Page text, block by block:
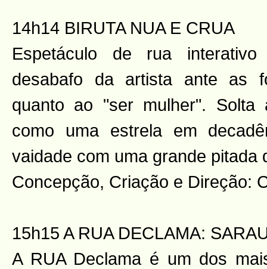
14h14 BIRUTA NUA E CRUA
Espetáculo de rua
desabafo da artista ante as
quanto ao "ser mulher".
como uma estrela em
vaidade com uma grande pitada
Concepção, Criação e Direção:
15h15 A RUA DECLAMA:
A RUA Declama é um dos